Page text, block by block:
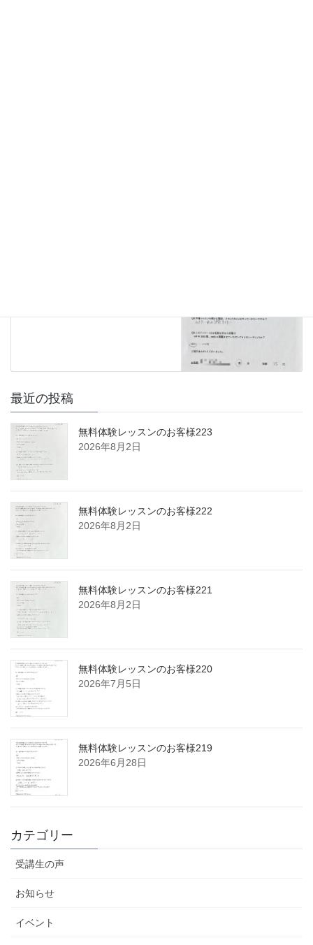
最近の投稿
無料体験レッスンのお客様223
2026年8月2日
無料体験レッスンのお客様222
2026年8月2日
無料体験レッスンのお客様221
2026年8月2日
無料体験レッスンのお客様220
2026年7月5日
無料体験レッスンのお客様219
2026年6月28日
カテゴリー
受講生の声
お知らせ
イベント